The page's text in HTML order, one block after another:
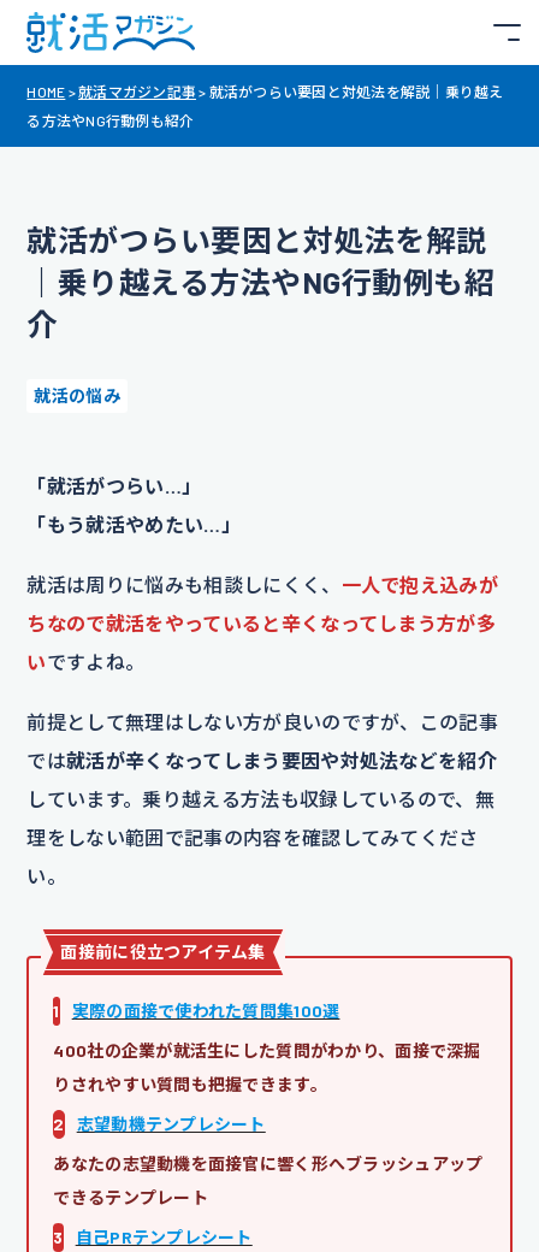
HOME >就活マガジン記事 > 就活がつらい要因と対処法を解説｜乗り越え
る方法やNG行動例も紹介
就活がつらい要因と対処法を解説
｜乗り越える方法やNG行動例も紹
介
就活の悩み
「就活がつらい…」
「もう就活やめたい…」
就活は周りに悩みも相談しにくく、 一人で抱え込みが
ちなので就活をやっていると辛くなってしまう方が多
いですよね。
前提として無理はしない方が良いのですが、この記事
では就活が辛くなってしまう要因や対処法などを紹介
しています。乗り越える方法も収録しているので、無
理をしない範囲で記事の内容を確認してみてくださ
い。
面接前に役立つアイテム集
1
実際の面接で使われた質問集100選
400社の企業が就活生にした質問がわかり、面接で深掘
りされやすい質問も把握できます。
2
志望動機テンプレシート
あなたの志望動機を面接官に響く形へブラッシュアップ
できるテンプレート
3
自己PRテンプレシート